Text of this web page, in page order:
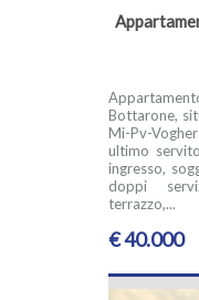
Bottarone,
Mi-Pv-
ultimo
ingresso,
doppi
terrazzo,...
€ 40.000